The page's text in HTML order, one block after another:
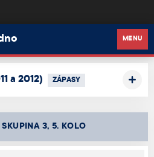
MENU
a 2012) ZÁPASY
3, 5. KOLO